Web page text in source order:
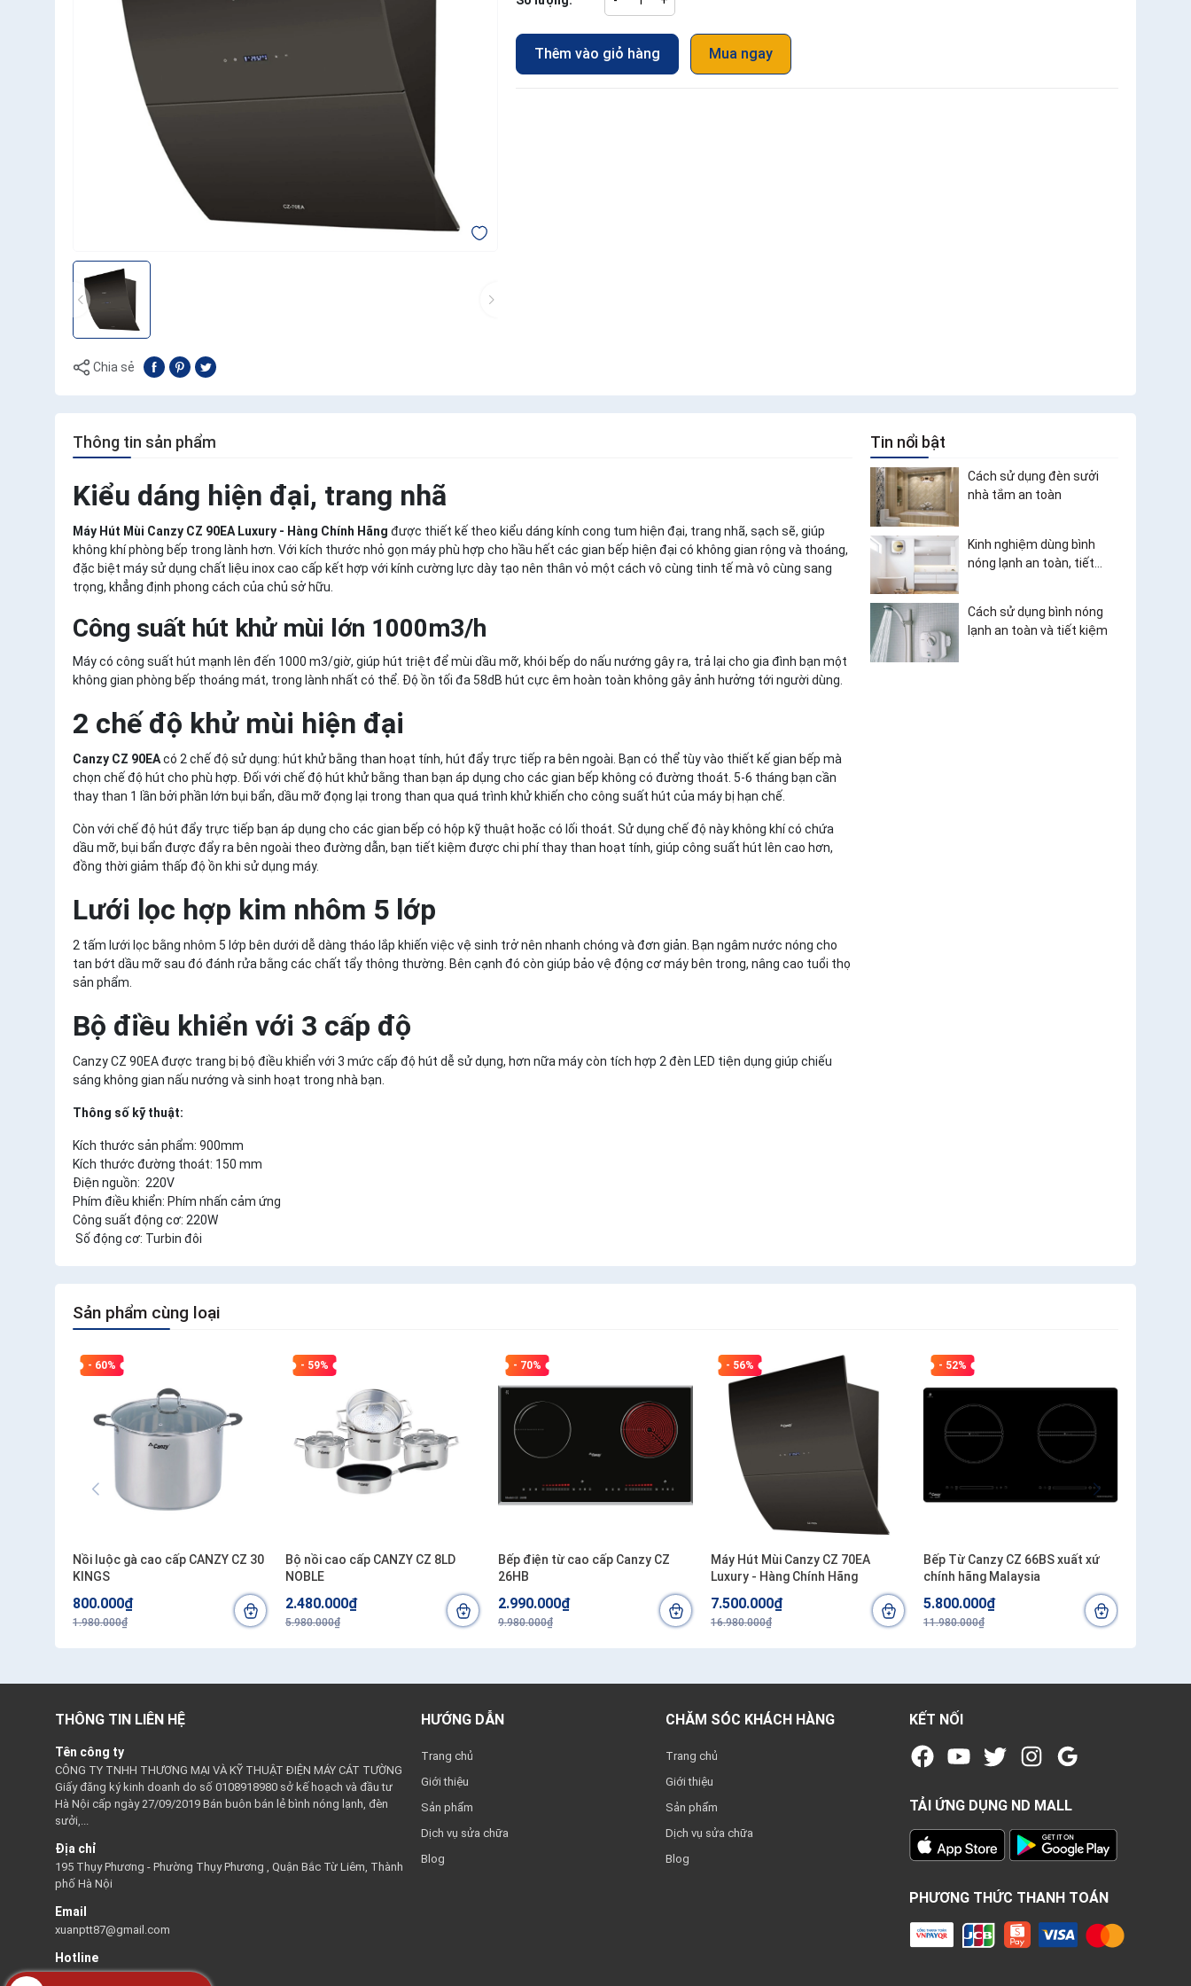
Chia sẻ
Thêm vào giỏ hàng Mua ngay
Thông tin sản phẩm
Kiểu dáng hiện đại, trang nhã
Máy Hút Mùi Canzy CZ 90EA Luxury - Hàng Chính Hãng được thiết kế theo kiểu dáng kính cong tum hiện đại, trang nhã, sạch sẽ, giúp
không khí phòng bếp trong lành hơn. Với kích thước nhỏ gọn máy phù hợp cho hầu hết các gian bếp hiện đại có không gian rộng và thoáng,
đặc biệt máy sử dụng chất liệu inox cao cấp kết hợp với kính cường lực dày tạo nên thân vỏ một cách vô cùng tinh tế mà vô cùng sang
trọng, khẳng định phong cách của chủ sở hữu.
Công suất hút khử mùi lớn 1000m3/h
Máy có công suất hút mạnh lên đến 1000 m3/giờ, giúp hút triệt để mùi dầu mỡ, khói bếp do nấu nướng gây ra, trả lại cho gia đình bạn một
không gian phòng bếp thoáng mát, trong lành nhất có thể. Độ ồn tối đa 58dB hút cực êm hoàn toàn không gây ảnh hưởng tới người dùng.
2 chế độ khử mùi hiện đại
Canzy CZ 90EAcó 2 chế độ sử dụng: hút khử bằng than hoạt tính, hút đẩy trực tiếp ra bên ngoài. Bạn có thể tùy vào thiết kế gian bếp mà
chọn chế độ hút cho phù hợp. Đối với chế độ hút khử bằng than bạn áp dụng cho các gian bếp không có đường thoát. 5-6 tháng bạn cần
thay than 1 lần bởi phần lớn bụi bẩn, dầu mỡ đọng lại trong than qua quá trình khử khiến cho công suất hút của máy bị hạn chế.
Còn với chế độ hút đẩy trực tiếp bạn áp dụng cho các gian bếp có hộp kỹ thuật hoặc có lối thoát. Sử dụng chế độ này không khí có chứa
dầu mỡ, bụi bẩn được đẩy ra bên ngoài theo đường dẫn, bạn tiết kiệm được chi phí thay than hoạt tính, giúp công suất hút lên cao hơn,
đồng thời giảm thấp độ ồn khi sử dụng máy.
Lưới lọc hợp kim nhôm 5 lớp
2 tấm lưới lọc bằng nhôm 5 lớp bên dưới dễ dàng tháo lắp khiến việc vệ sinh trở nên nhanh chóng và đơn giản. Bạn ngâm nước nóng cho
tan bớt dầu mỡ sau đó đánh rửa bằng các chất tẩy thông thường. Bên cạnh đó còn giúp bảo vệ động cơ máy bên trong, nâng cao tuổi thọ
sản phẩm.
Bộ điều khiển với 3 cấp độ
Canzy CZ 90EA được trang bị bộ điều khiển với 3 mức cấp độ hút dễ sử dụng, hơn nữa máy còn tích hợp 2 đèn LED tiện dụng giúp chiếu
sáng không gian nấu nướng và sinh hoạt trong nhà bạn.
Thông số kỹ thuật:
Kích thước sản phẩm: 900mm
Kích thước đường thoát: 150 mm
Điện nguồn: 220V
Phím điều khiển: Phím nhấn cảm ứng
Công suất động cơ: 220W
Số động cơ: Turbin đôi
Tin nổi bật
Cách sử dụng đèn sưởi
nhà tắm an toàn
Kinh nghiệm dùng bình
nóng lạnh an toàn, tiết
Cách sử dụng bình nóng
lạnh an toàn và tiết kiệm
Sản phẩm cùng loại
- 60%
Nồi luộc gà cao cấp CANZY CZ 30
KINGS
800.000₫
1.980.000₫
- 59%
Bộ nồi cao cấp CANZY CZ 8LD
NOBLE
2.480.000₫
5.980.000₫
- 70%
Bếp điện từ cao cấp Canzy CZ
26HB
2.990.000₫
9.980.000₫
- 56%
Máy Hút Mùi Canzy CZ 70EA
Luxury - Hàng Chính Hãng
7.500.000₫
16.980.000₫
- 52%
Bếp Từ Canzy CZ 66BS xuất xứ
chính hãng Malaysia
5.800.000₫
11.980.000₫
THÔNG TIN LIÊN HỆ
Tên công ty
CÔNG TY TNHH THƯƠNG MẠI VÀ KỸ THUẬT ĐIỆN MÁY CÁT TƯỜNG
Giấy đăng ký kinh doanh do số 0108918980 sở kế hoạch và đầu tư
Hà Nội cấp ngày 27/09/2019 Bán buôn bán lẻ bình nóng lạnh, đèn
sưởi,...
Địa chỉ
195 Thụy Phương - Phường Thụy Phương , Quận Bắc Từ Liêm, Thành
phố Hà Nội
Email
xuanptt87@gmail.com
Hotline
0945161518
HƯỚNG DẪN
Trang chủ
Giới thiệu
Sản phẩm
Dịch vụ sửa chữa
Blog
CHĂM SÓC KHÁCH HÀNG
Trang chủ
Giới thiệu
Sản phẩm
Dịch vụ sửa chữa
Blog
KẾT NỐI
TẢI ỨNG DỤNG ND MALL
PHƯƠNG THỨC THANH TOÁN